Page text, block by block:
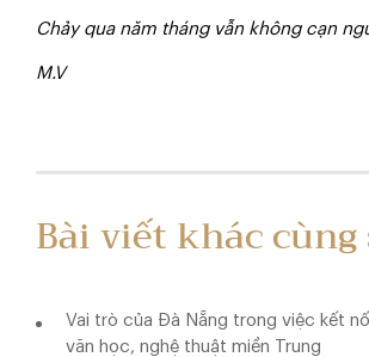
Chảy qua năm tháng vẫn không cạn
M.V
Bài viết khác cùng
Vai trò của Đà Nẵng trong việc kết
văn học, nghệ thuật miền Trung